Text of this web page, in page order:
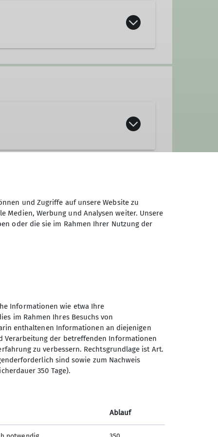
Sektion Oberer Neckar des
Deutschen Alpenvereins e.V.
Telefon +4974129026611
und Zugriffe auf unsere Website zu
Medien, Werbung und Analysen weiter. Unsere
oder die sie im Rahmen Ihrer Nutzung der
Informationen wie etwa Ihre
im Rahmen Ihres Besuchs von
enthaltenen Informationen an diejenigen
Verarbeitung der betreffenden Informationen
zu verbessern. Rechtsgrundlage ist Art.
sind sowie zum Nachweis
350 Tage).
Ablauf